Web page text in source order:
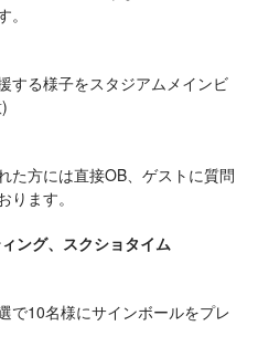
する様子をスタジアムメインビ
た方には直接OB、ゲストに質問
ます。
ング、スクショタイム
で10名様にサインボールをプレ